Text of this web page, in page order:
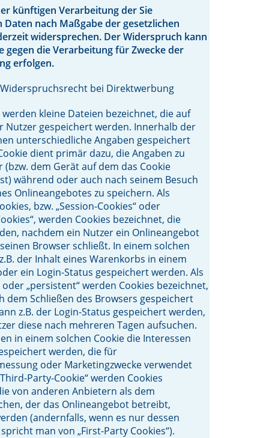
künftigen Verarbeitung der Sie
nach Maßgabe der gesetzlichen
widersprechen. Der Widerspruch kann
gegen die Verarbeitung für Zwecke der
erfolgen.
bei Direktwerbung
werden kleine Dateien bezeichnet, die auf
Nutzer gespeichert werden. Innerhalb der
unterschiedliche Angaben gespeichert
dient primär dazu, die Angaben zu
(bzw. dem Gerät auf dem das Cookie
während oder auch nach seinem Besuch
Onlineangebotes zu speichern. Als
bzw. „Session-Cookies“ oder
werden Cookies bezeichnet, die
nachdem ein Nutzer ein Onlineangebot
Browser schließt. In einem solchen
der Inhalt eines Warenkorbs in einem
ein Login-Status gespeichert werden. Als
„persistent“ werden Cookies bezeichnet,
dem Schließen des Browsers gespeichert
z.B. der Login-Status gespeichert werden,
diese nach mehreren Tagen aufsuchen.
in einem solchen Cookie die Interessen
werden, die für
oder Marketingzwecke verwendet
Party-Cookie“ werden Cookies
von anderen Anbietern als dem
der das Onlineangebot betreibt,
(andernfalls, wenn es nur dessen
man von „First-Party Cookies“).